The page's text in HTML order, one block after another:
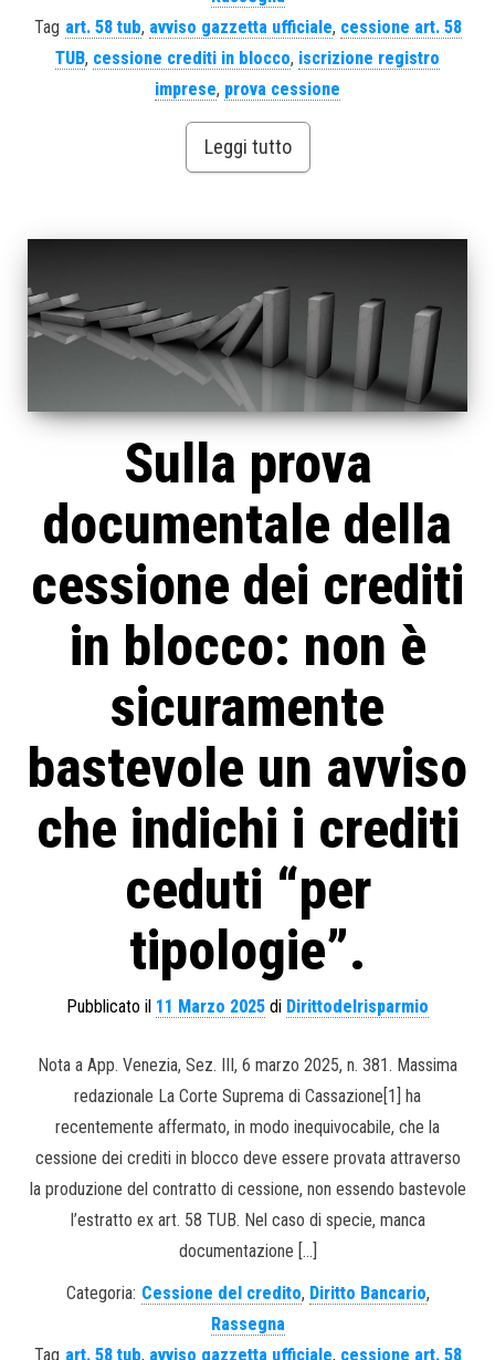
Tag art. 58 tub, avviso gazzetta ufficiale, cessione art. 58
TUB, cessione crediti in blocco, iscrizione registro
imprese, prova cessione
Leggi tutto
Sulla prova
documentale della
cessione dei crediti
in blocco: non è
sicuramente
bastevole un avviso
che indichi i crediti
ceduti “per
tipologie”.
Pubblicato il 11 Marzo 2025 di Dirittodelrisparmio
Nota a App. Venezia, Sez. III, 6 marzo 2025, n. 381. Massima
redazionale La Corte Suprema di Cassazione[1] ha
recentemente affermato, in modo inequivocabile, che la
cessione dei crediti in blocco deve essere provata attraverso
la produzione del contratto di cessione, non essendo bastevole
l’estratto ex art. 58 TUB. Nel caso di specie, manca
documentazione […]
Categoria: Cessione del credito, Diritto Bancario,
Rassegna
Tag art. 58 tub, avviso gazzetta ufficiale, cessione art. 58